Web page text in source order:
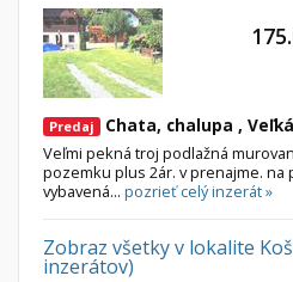
Uložiť vyhľadávanie
Zatvoriť
Predaj Chata, chalupa ,
Veľmi pekná troj podlažná
pozemku plus 2ár. v prenajme. na
vybavená... pozrieť celý inzerát »
Zobraz všetky v lokalite
inzerátov)